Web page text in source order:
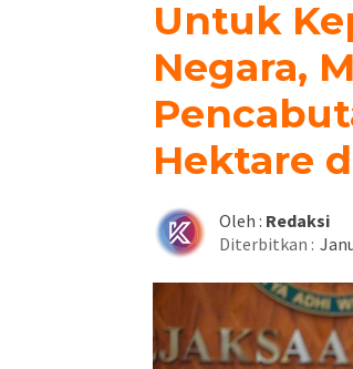
Untuk
Negara,
Hektare
Oleh : Redaksi
Diterbitkan :